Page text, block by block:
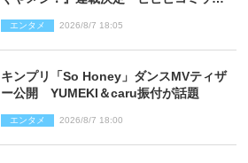
エンタメ 2026/8/7 18:05
キンプリ「So Honey」ダンスMVティザ
ー公開 YUMEKI＆caru振付が話題
エンタメ 2026/8/7 18:00